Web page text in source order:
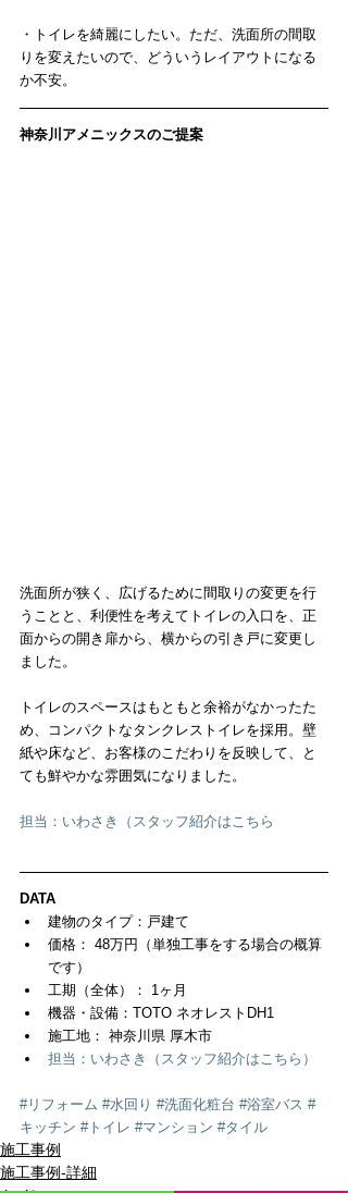
・トイレを綺麗にしたい。ただ、洗面所の間取
りを変えたいので、どういうレイアウトになる
か不安。
神奈川アメニックスのご提案
洗面所が狭く、広げるために間取りの変更を行
うことと、利便性を考えてトイレの入口を、正
面からの開き扉から、横からの引き戸に変更し
ました。
トイレのスペースはもともと余裕がなかったた
め、コンパクトなタンクレストイレを採用。壁
紙や床など、お客様のこだわりを反映して、と
ても鮮やかな雰囲気になりました。
担当：いわさき（スタッフ紹介はこちら
DATA
建物のタイプ：戸建て
価格： 48万円（単独工事をする場合の概算
です）
工期（全体）： 1ヶ月
機器・設備：TOTO ネオレストDH1
施工地： 神奈川県 厚木市
担当：いわさき（スタッフ紹介はこちら）
#リフォーム #水回り #洗面化粧台 #浴室バス #
キッチン #トイレ #マンション #タイル
施工事例
施工事例-詳細